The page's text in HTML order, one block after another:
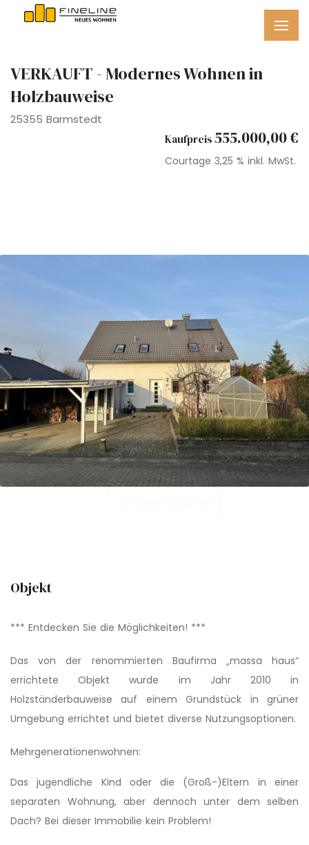
VERKAUFT - Modernes Wohnen in
Holzbauweise
25355 Barmstedt
Kaufpreis 555.000,00 €
Courtage 3,25 % inkl. MwSt.
Objekt
*** Entdecken Sie die Möglichkeiten! ***
Das von der renommierten Baufirma „massa haus“
errichtete Objekt wurde im Jahr 2010 in
Holzständerbauweise auf einem Grundstück in grüner
Umgebung errichtet und bietet diverse Nutzungsoptionen.
Mehrgeneratio­nenwohnen:
Das jugendliche Kind oder die (Groß-)Eltern in einer
separaten Wohnung, aber dennoch unter dem selben
Dach? Bei dieser Immobilie kein Problem!